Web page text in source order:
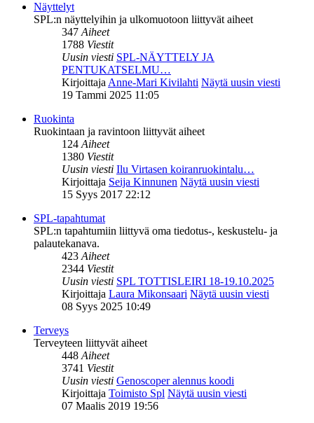
Näyttelyt
SPL:n näyttelyihin ja ulkomuotoon liittyvät aiheet
347Aiheet
1788 Viestit
Uusin viesti SPL-NÄYTTELY JA
PENTUKATSELMU…
KirjoittajaAnne-Mari Kivilahti Näytä uusin viesti
19 Tammi 2025 11:05
Ruokinta
Ruokintaan ja ravintoon liittyvät aiheet
124Aiheet
1380 Viestit
Uusin viesti Ilu Virtasen koiranruokintalu…
Kirjoittaja Seija Kinnunen Näytä uusin viesti
15 Syys 2017 22:12
SPL-tapahtumat
SPL:n tapahtumiin liittyvä oma tiedotus-, keskustelu- ja
palautekanava.
423Aiheet
2344 Viestit
Uusin viesti SPL TOTTISLEIRI 18-19.10.2025
Kirjoittaja Laura Mikonsaari Näytä uusin viesti
08 Syys 2025 10:49
Terveys
Terveyteen liittyvät aiheet
448Aiheet
3741 Viestit
Uusin viesti Genoscoper alennus koodi
Kirjoittaja Toimisto Spl Näytä uusin viesti
07 Maalis 2019 19:56